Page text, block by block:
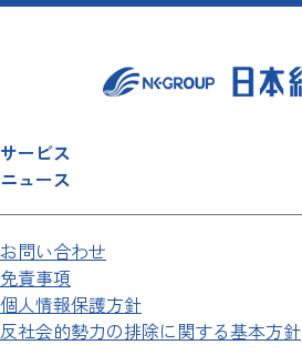
サービス
ニュース
お問い合わせ
免責事項
個人情報保護方針
反社会的勢力の排除に関する基本方針